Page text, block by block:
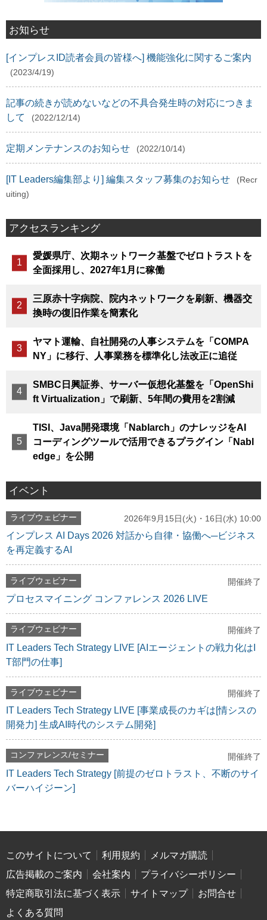
お知らせ
[インプレスID読者会員の皆様へ] 機能強化に関するご案内
(2023/4/19)
記事の続きが読めないなどの不具合発生時の対応につきま
して
(2022/12/14)
定期メンテナンスのお知らせ (2022/10/14)
[IT Leaders編集部より] 編集スタッフ募集のお知らせ
(Recr
uiting)
アクセスランキング
愛媛県庁、次期ネットワーク基盤でゼロトラストを
全面採用し、2027年1月に稼働
三原赤十字病院、院内ネットワークを刷新、機器交
換時の復旧作業を簡素化
ヤマト運輸、自社開発の人事システムを「COMPA
NY」に移行、人事業務を標準化し法改正に追従
SMBC日興証券、サーバー仮想化基盤を「OpenShi
ft Virtualization」で刷新、5年間の費用を2割減
TISI、Java開発環境「Nablarch」のナレッジをAI
コーディングツールで活用できるプラグイン「Nabl
edge」を公開
イベント
ライブウェビナー 2026年9月15日(火)・16日(水) 10:00
インプレス AI Days 2026 対話から自律・協働へ─ビジネス
を再定義するAI
ライブウェビナー 開催終了
プロセスマイニング コンファレンス 2026 LIVE
ライブウェビナー 開催終了
IT Leaders Tech Strategy LIVE [AIエージェントの戦力化はI
T部門の仕事]
ライブウェビナー 開催終了
IT Leaders Tech Strategy LIVE [事業成長のカギは[情シスの
開発力] 生成AI時代のシステム開発]
コンファレンス/セミナー 開催終了
IT Leaders Tech Strategy [前提のゼロトラスト、不断のサイ
バーハイジーン]
このサイトについて 利用規約
メルマガ購読
広告掲載のご案内
会社案内
プライバシーポリシー
特定商取引法に基づく表示
サイトマップ
お問合せ
よくある質問